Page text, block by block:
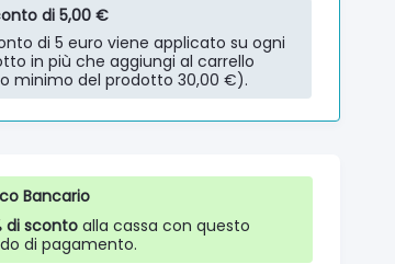
di 5,00 €
di 5 euro viene applicato su ogni
in più che aggiungi al carrello
minimo del prodotto 30,00 €).
Bancario
di scontoalla cassa con questo
di pagamento.